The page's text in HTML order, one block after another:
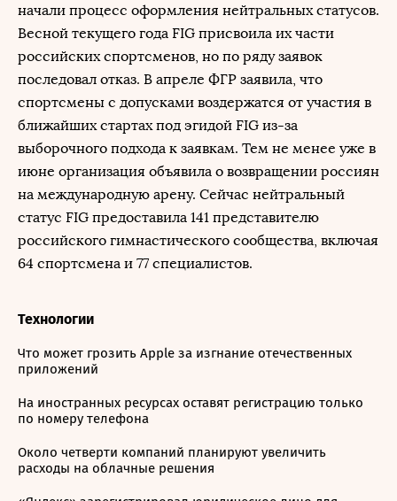
начали процесс оформления нейтральных статусов.
Весной текущего года FIG присвоила их части
российских спортсменов, но по ряду заявок
последовал отказ. В апреле ФГР заявила, что
спортсмены с допусками воздержатся от участия в
ближайших стартах под эгидой FIG из-за
выборочного подхода к заявкам. Тем не менее уже в
июне организация объявила о возвращении россиян
на международную арену. Сейчас нейтральный
статус FIG предоставила 141 представителю
российского гимнастического сообщества, включая
64 спортсмена и 77 специалистов.
Технологии
Что может грозить Apple за изгнание отечественных
приложений
На иностранных ресурсах оставят регистрацию только
по номеру телефона
Около четверти компаний планируют увеличить
расходы на облачные решения